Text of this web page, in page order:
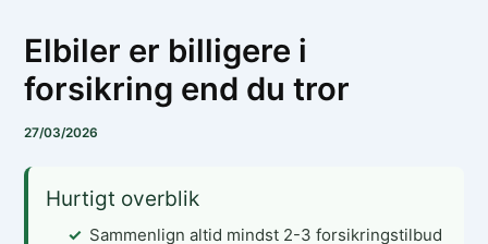
Elbiler er billigere i
forsikring end du tror
27/03/2026
Hurtigt overblik
Sammenlign altid mindst 2-3 forsikringstilbud